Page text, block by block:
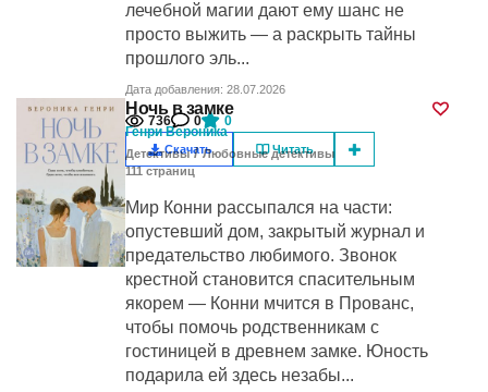
лечебной магии дают ему шанс не
просто выжить — а раскрыть тайны
прошлого эль...
Дата добавления: 28.07.2026
736 0 0
Скачать Читать
Ночь в замке
Генри Вероника
Детективы/Любовные детективы
111cтраниц
Мир Конни рассыпался на части:
опустевший дом, закрытый журнал и
предательство любимого. Звонок
крестной становится спасительным
якорем — Конни мчится в Прованс,
чтобы помочь родственникам с
гостиницей в древнем замке. Юность
подарила ей здесь незабы...